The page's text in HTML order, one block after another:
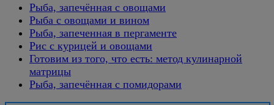
Рыба, запечённая с овощами
Рыба с овощами и вином
Рыба, запеченная в пергаменте
Рис с курицей и овощами
Готовим из того, что есть: метод кулинарной
матрицы
Рыба, запечённая с помидорами